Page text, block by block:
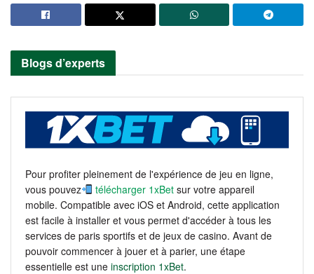
Blogs d’experts
Pour profiter pleinement de l'expérience de jeu en ligne,
vous pouvez
télécharger 1xBet sur votre appareil
mobile. Compatible avec iOS et Android, cette application
est facile à installer et vous permet d'accéder à tous les
services de paris sportifs et de jeux de casino. Avant de
pouvoir commencer à jouer et à parier, une étape
essentielle est une inscription 1xBet.